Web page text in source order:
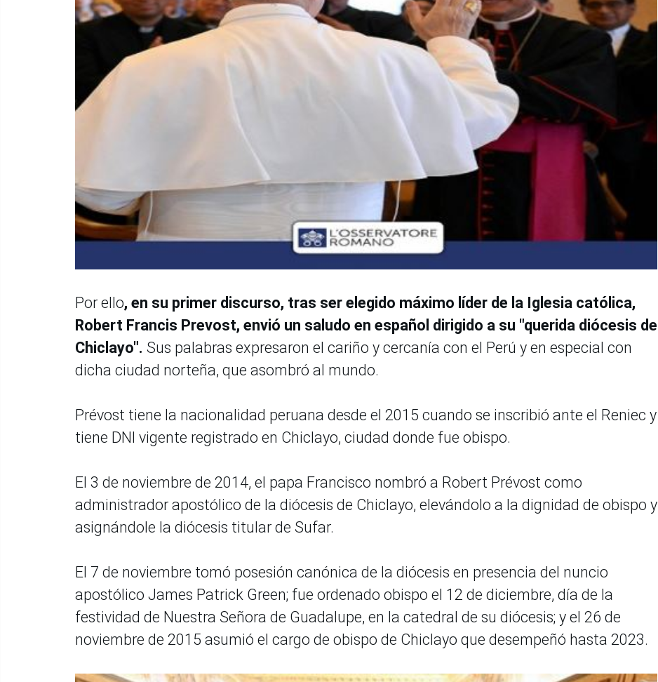
Por ello, en su primer discurso, tras ser elegido máximo líder de la Iglesia católica,
Robert Francis Prevost, envió un saludo en español dirigido a su "querida diócesis de
Chiclayo". Sus palabras expresaron el cariño y cercanía con el Perú y en especial con
dicha ciudad norteña, que asombró al mundo.
Prévost tiene la nacionalidad peruana desde el 2015 cuando se inscribió ante el Reniec y
tiene DNI vigente registrado en Chiclayo, ciudad donde fue obispo.
El 3 de noviembre de 2014, el papa Francisco nombró a Robert Prévost como
administrador apostólico de la diócesis de Chiclayo, elevándolo a la dignidad de obispo y
asignándole la diócesis titular de Sufar.
El 7 de noviembre tomó posesión canónica de la diócesis en presencia del nuncio
apostólico James Patrick Green; fue ordenado obispo el 12 de diciembre, día de la
festividad de Nuestra Señora de Guadalupe, en la catedral de su diócesis; y el 26 de
noviembre de 2015 asumió el cargo de obispo de Chiclayo que desempeñó hasta 2023.